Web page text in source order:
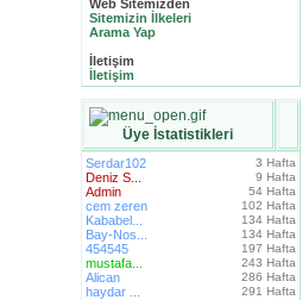
Web Sitemizden
Sitemizin İlkeleri
Arama Yap
İletişim
İletişim
Üye İstatistikleri
Serdar102 3 Hafta
Deniz S... 9 Hafta
Admin 54 Hafta
cem zeren 102 Hafta
Kababel... 134 Hafta
Bay-Nos... 134 Hafta
454545 197 Hafta
mustafa... 243 Hafta
Alican 286 Hafta
haydar ... 291 Hafta